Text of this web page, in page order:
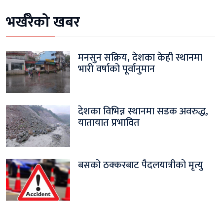
भर्खरैको खबर
मनसुन सक्रिय, देशका केही स्थानमा
भारी वर्षाको पूर्वानुमान
देशका विभिन्न स्थानमा सडक अवरुद्ध,
यातायात प्रभावित
बसको ठक्करबाट पैदलयात्रीको मृत्यु